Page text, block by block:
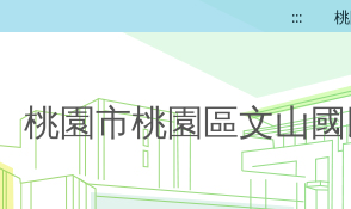
:::
桃園市桃園區文山